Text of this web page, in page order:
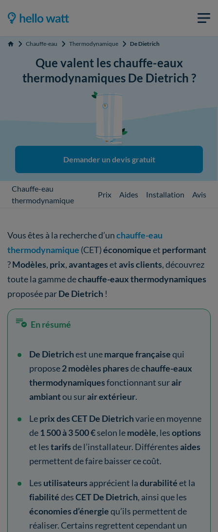
Accueil Chauffe-eau Thermodynamique De Dietrich
Que valent les chauffe-eaux
thermodynamiques De Dietrich ?
Demander un devis gratuit
Chauffe-eau
thermodynamique
Prix Aides Installation Avis
Vous êtes à la recherche d’unchauffe-eau
thermodynamique (CET)économiqueet performant
?Modèles, prix,avantagesetavis clients, découvrez
toute la gamme dechauffe-eaux thermodynamiques
proposée parDe Dietrich !
En résumé
De Dietrichest unemarque françaisequi
propose2 modèles pharesdechauffe-eaux
thermodynamiquesfonctionnant surair
ambiantou surair extérieur.
Leprix des CET De Dietrichvarie en moyenne
de1 500 à 3 500 €selon lemodèle, lesoptions
et lestarifsde l’installateur. Différentesaides
permettent de faire baisser ce coût.
Les utilisateurs apprécient ladurabilitéet la
fiabilitédesCET De Dietrich, ainsi que les
économies d’énergiequ’ils permettent de
réaliser. Certains regrettent cependant un